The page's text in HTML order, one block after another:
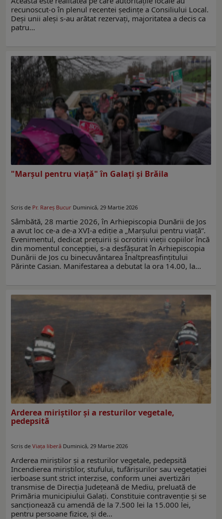
recunoscut-o în plenul recentei şedinţe a Consiliului Local.
Deşi unii aleşi s-au arătat rezervaţi, majoritatea a decis ca
patru…
"Marşul pentru viaţă" în Galaţi şi Brăila
Scris de Pr. Rareş Bucur Duminică, 29 Martie 2026
Sâmbătă, 28 martie 2026, în Arhiepiscopia Dunării de Jos
a avut loc ce-a de-a XVI-a ediţie a „Marşului pentru viaţă“.
Evenimentul, dedicat preţuirii şi ocrotirii vieţii copiilor încă
din momentul concepției, s-a desfăşurat în Arhiepiscopia
Dunării de Jos cu binecuvântarea Înaltpreasfinţitului
Părinte Casian. Manifestarea a debutat la ora 14.00, la…
Arderea miriștilor și a resturilor vegetale,
pedepsită
Scris de Viața liberă Duminică, 29 Martie 2026
Arderea miriștilor și a resturilor vegetale, pedepsită
Incendierea miriștilor, stufului, tufărișurilor sau vegetației
ierboase sunt strict interzise, conform unei avertizări
transmise de Direcția Județeană de Mediu, preluată de
Primăria municipiului Galați. Constituie contravenție și se
sancționează cu amendă de la 7.500 lei la 15.000 lei,
pentru persoane fizice, și de…